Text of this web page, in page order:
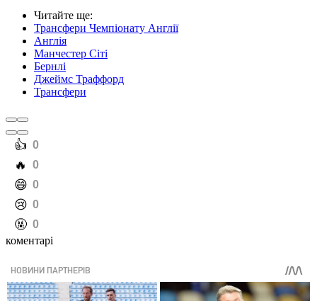
Читайте ще:
Трансфери Чемпіонату Англії
Англія
Манчестер Сіті
Бернлі
Джеймс Траффорд
Трансфери
️👍 0
️🔥 0
️😄 0
️😢 0
️🤬 0
коментарі